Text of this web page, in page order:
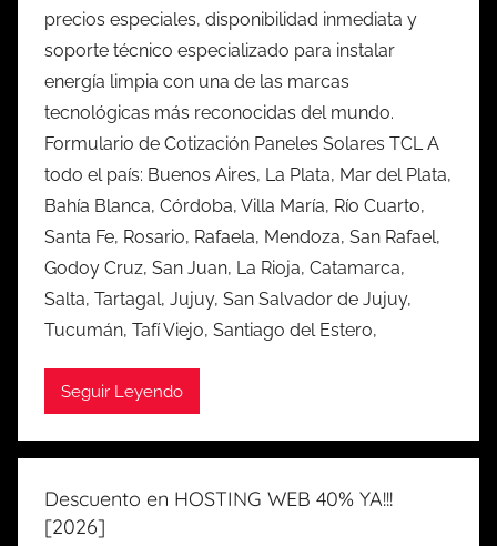
precios especiales, disponibilidad inmediata y
soporte técnico especializado para instalar
energía limpia con una de las marcas
tecnológicas más reconocidas del mundo.
Formulario de Cotización Paneles Solares TCL A
todo el país: Buenos Aires, La Plata, Mar del Plata,
Bahía Blanca, Córdoba, Villa María, Río Cuarto,
Santa Fe, Rosario, Rafaela, Mendoza, San Rafael,
Godoy Cruz, San Juan, La Rioja, Catamarca,
Salta, Tartagal, Jujuy, San Salvador de Jujuy,
Tucumán, Tafí Viejo, Santiago del Estero,
Seguir Leyendo
Descuento en HOSTING WEB 40% YA!!!
[2026]